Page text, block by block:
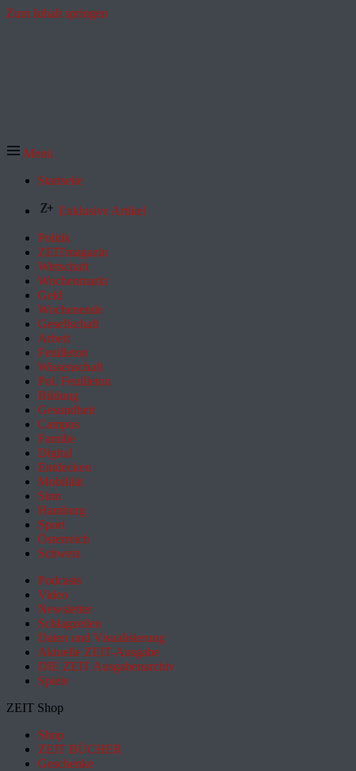
Zum Inhalt springen
Menü
Startseite
Exklusive Artikel
Politik
ZEITmagazin
Wirtschaft
Wochenmarkt
Geld
Wochenende
Gesellschaft
Arbeit
Feuilleton
Wissenschaft
Pol. Feuilleton
Bildung
Gesundheit
Campus
Familie
Digital
Entdecken
Mobilität
Sinn
Hamburg
Sport
Österreich
Schweiz
Podcasts
Video
Newsletter
Schlagzeilen
Daten und Visualisierung
Aktuelle ZEIT-Ausgabe
DIE ZEIT Ausgabenarchiv
Spiele
ZEIT Shop
Shop
ZEIT BÜCHER
Geschenke